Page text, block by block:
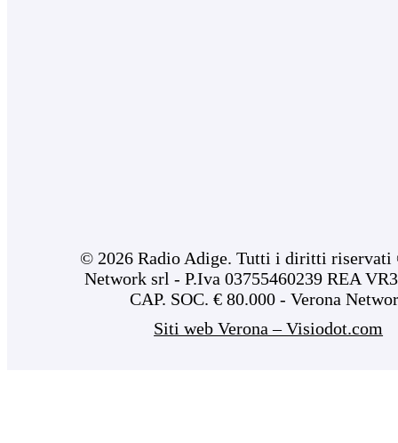
© 2026 Radio Adige. Tutti i diritti riservati
Network srl - P.Iva 03755460239 REA
CAP. SOC. € 80.000 - Verona
Siti web Verona – Visiodot.com